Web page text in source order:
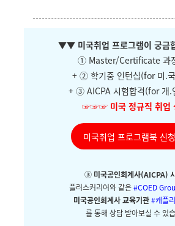
▼▼ 미국취업 프로그램이 궁금
① Master/Certificate 과
+ ② 학기중 인턴십(for 미.
+ ③ AICPA 시험합격(for 개.
☞☞☞ 미국 정규직 취업
미국취업 프로그램북 신
③ 미국공인회계사(AICPA)
플러스커리어와 같은#COED
미국공인회계사 교육기관#캐플리
를 통해 상담 받아보실 수 있